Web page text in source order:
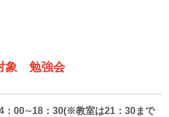
象 勉強会
：00∼18：30(※教室は21：30まで